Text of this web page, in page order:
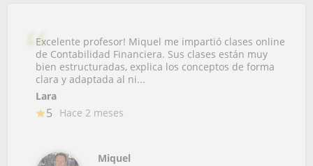
Excelente profesor! Miquel me impartió clases online
de Contabilidad Financiera. Sus clases están muy
bien estructuradas, explica los conceptos de forma
clara y adaptada al ni...
Lara
5 Hace 2 meses
Miquel